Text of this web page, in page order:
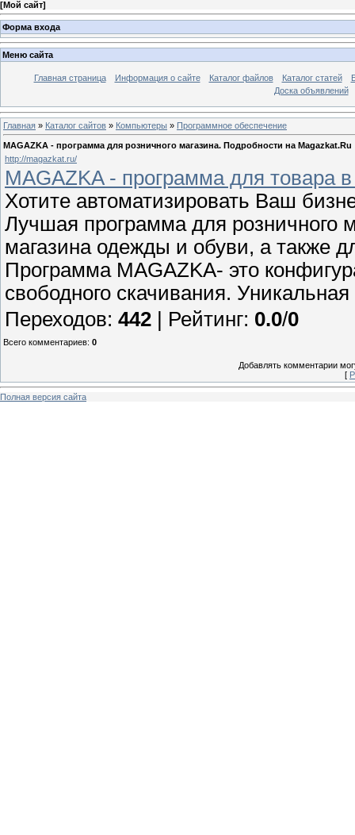
[Мой сайт]
Форма входа
Меню сайта
Главная страница Информация о сайте Каталог файлов Каталог статей
Доска объявлений
Главная » Каталог сайтов » Компьютеры » Программное обеспечение
MAGAZKA - программа для розничного магазина. Подробности на Magazkat.Ru
http://magazkat.ru/
MAGAZKA - программа для товара
Хотите автоматизировать Ваш
Лучшая программа для розничного
магазина одежды и обуви, а также
Программа MAGAZKA- это
свободного скачивания.
Переходов: 442 | Рейтинг: 0.0/0
Всего комментариев: 0
Добавлять комментарии
[
Полная версия сайта